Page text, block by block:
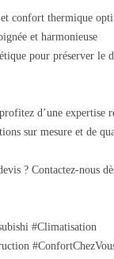
confort thermique
et harmonieuse
pour préserver le
d’une expertise
sur mesure et de
? Contactez-nous
#Climatisation